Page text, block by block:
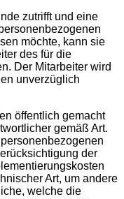
zutrifft und eine
möchte, kann sie
des für die
Der Mitarbeiter wird
unverzüglich
öffentlich gemacht
gemäß Art.
der
Art, um andere
welche die